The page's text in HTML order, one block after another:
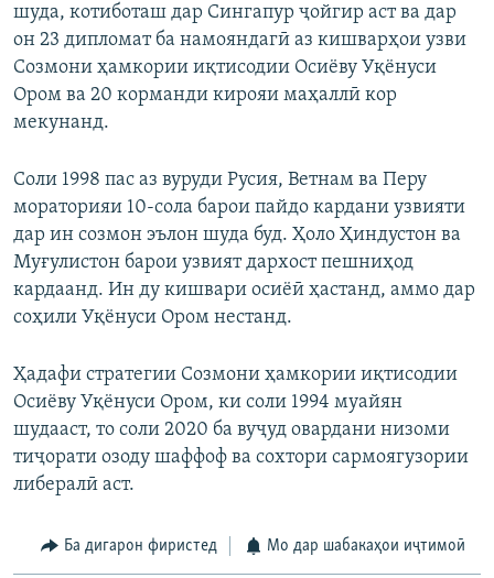
шуда, котиботаш дар Сингапур ҷойгир аст ва дар
он 23 дипломат ба намояндагӣ аз кишварҳои узви
Созмони ҳамкории иқтисодии Осиёву Уқёнуси
Ором ва 20 корманди кирояи маҳаллӣ кор
мекунанд.
Соли 1998 пас аз вуруди Русия, Ветнам ва Перу
мораторияи 10-сола барои пайдо кардани узвияти
дар ин созмон эълон шуда буд. Ҳоло Ҳиндустон ва
Муғулистон барои узвият дархост пешниҳод
кардаанд. Ин ду кишвари осиёӣ ҳастанд, аммо дар
соҳили Уқёнуси Ором нестанд.
Ҳадафи стратегии Созмони ҳамкории иқтисодии
Осиёву Уқёнуси Ором, ки соли 1994 муайян
шудааст, то соли 2020 ба вуҷуд овардани низоми
тиҷорати озоду шаффоф ва сохтори сармоягузории
либералӣ аст.
Ба дигарон фиристед Мо дар шабакаҳои иҷтимоӣ